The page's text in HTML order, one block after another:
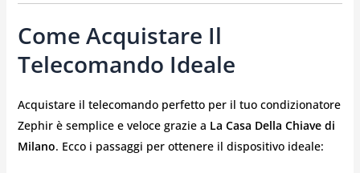
Come Acquistare Il
Telecomando Ideale
Acquistare il telecomando perfetto per il tuo condizionatore
Zephir è semplice e veloce grazie a La Casa Della Chiave di
Milano. Ecco i passaggi per ottenere il dispositivo ideale: